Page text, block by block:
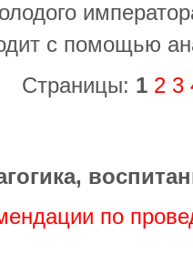
с помощью
Страницы: 1 2 3
по